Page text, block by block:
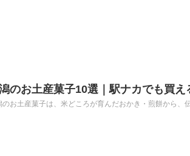
のお土産菓子10選｜駅ナカでも買
のお土産菓子は、米どころが育んだおかき・煎餅から